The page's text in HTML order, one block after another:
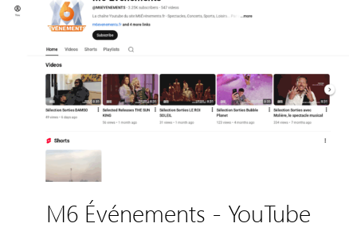
M6 Événements - YouTube